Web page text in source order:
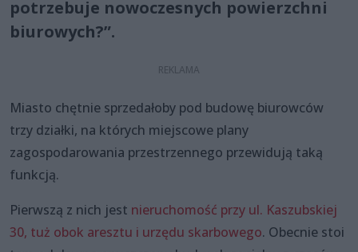
potrzebuje nowoczesnych powierzchni
biurowych?”.
Miasto chętnie sprzedałoby pod budowę biurowców
trzy działki, na których miejscowe plany
zagospodarowania przestrzennego przewidują taką
funkcją.
Pierwszą z nich jest nieruchomość przy ul. Kaszubskiej
30, tuż obok aresztu i urzędu skarbowego. Obecnie stoi